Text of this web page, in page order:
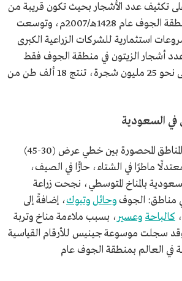
تكثيف عدد الأشجار بحيث تكون قريبة من
بعضها، وبدأت من منطقة الجوف عام 1428هـ/2007م، وتوسعت
استثمارية للشركات الزراعية الكبرى
أشجار الزيتون في منطقة الجوف فقط
عام 1444هـ/2023م، إلى نحو 25 مليون شجرة، تنتج 18 ألف طن من
في السعودية
في المناطق المحصورة بين خطي عرض (30-45)
ماطرًا في الشتاء، حارًّا في الصيف،
بالمناخ المتوسطي، نجحت زراعة
مناطق: الجوفوحائلوتبوك، إضافةً إلى
كالباحة وعسير، بسبب ملاءمة مناخ وتربة
وقد سجلت موسوعة جينيس للأرقام القياسية
في العالم بمنطقة الجوف عام